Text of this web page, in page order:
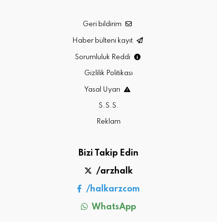
Geri bildirim
Haber bülteni kayıt
Sorumluluk Reddi
Gizlilik Politikası
Yasal Uyarı
S.S.S.
Reklam
Bizi Takip Edin
/arzhalk
/halkarzcom
WhatsApp